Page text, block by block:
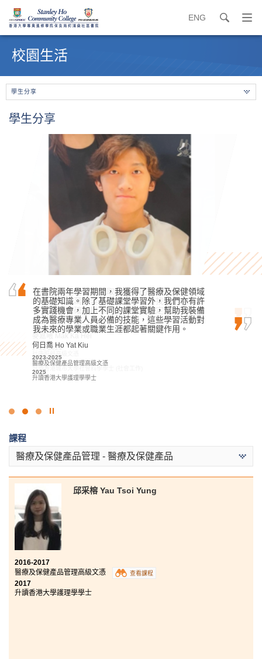
ENG search
打
開
始
校園生活
學生分享
學生分享
也許你未能在公開試取得滿意的成績入讀心儀的
大學，但千萬不要灰心氣餒，只要找到合適的學
習方法和明確的目標，堅持到底，定能達到理想
目標！
2022-2024
2024
升讀香港城市大學社會科學學士 (社會工作)
在書院兩年學習期間，我獲得了醫療及保健領域
的基礎知識。除了基礎課堂學習外，我們亦有許
多實踐機會，加上不同的課堂實驗，幫助我裝備
成為醫療專業人員必備的技能，這些學習活動對
我未來的學業或職業生涯都起著關鍵作用。
何日喬 Ho Yat Kiu
2023-2025
醫療及保健產品管理高級文憑
2025
升讀香港大學護理學學士
我在書院修讀旅遊及酒店管理高級文憑時，擁有
許多美好的經歷，這些經歷成就了我的學術和個
人成長，最終令我成功得到香港大學取錄。在書
院我遇上許多敬業的講師，課程設計亦十分引人
入勝，我亦參加了豐富多樣的課外活動，所以我…
Alexandra Anselmo Sotto
2022
基礎專上教育文憑課程
2023-2025
旅遊及酒店管理高級文憑
點
止
幻
燈
片
課程
醫療及保健產品管理 - 醫療及保健產品
邱采榕 Yau Tsoi Yung
2016-2017
醫療及保健產品管理高級文憑
查看課程
2017
升讀香港大學護理學學士